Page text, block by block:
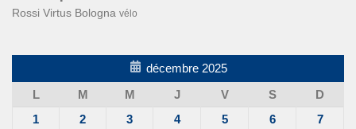
Rossi Virtus Bologna vélo
décembre 2025
L
M M J V S
D
1
2 3 4 5 6 7